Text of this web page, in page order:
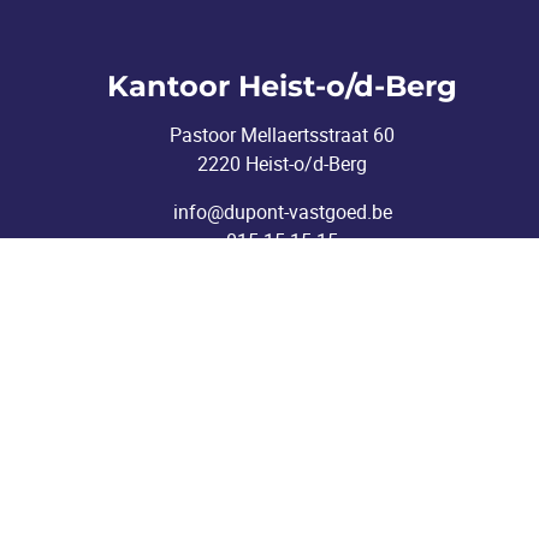
Kantoor Heist-o/d-Berg
Pastoor Mellaertsstraat 60
2220 Heist-o/d-Berg
info@dupont-vastgoed.be
015 15 15 15